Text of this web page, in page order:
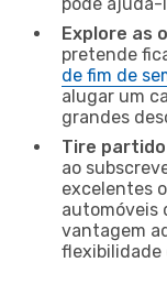
Explore as
pretende
de fim de
alugar um
grandes
Tire
ao
excelentes
automóveis
vantagem
flexibilidade